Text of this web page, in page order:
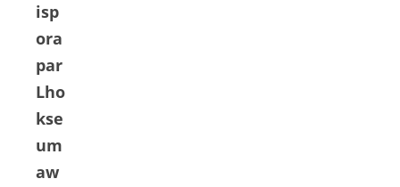
isp
ora
par
Lho
kse
um
aw